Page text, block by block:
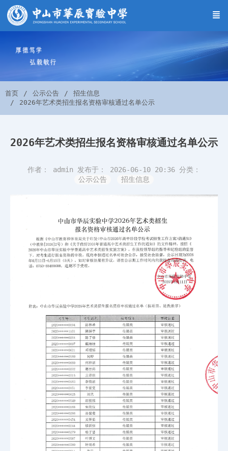
首页 公示公告
招生信息
2026年艺术类招生报名资格审核通过名单公示
2026年艺术类招生报名资格审核通过名单公示
作者： admin 发布于： 2026-06-10 20:36 分类：
公示公告
招生信息